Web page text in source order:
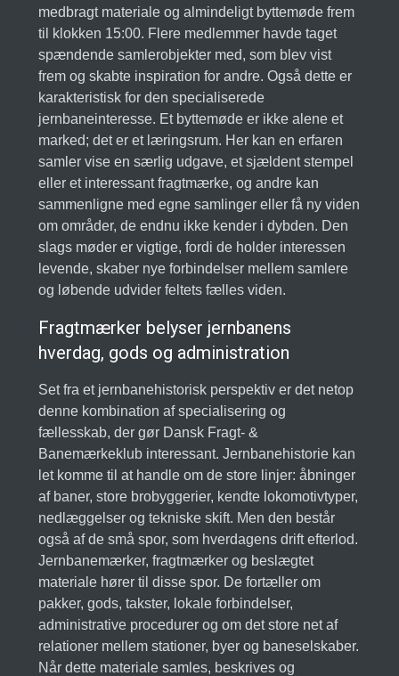
medbragt materiale og almindeligt byttemøde frem
til klokken 15:00. Flere medlemmer havde taget
spændende samlerobjekter med, som blev vist
frem og skabte inspiration for andre. Også dette er
karakteristisk for den specialiserede
jernbaneinteresse. Et byttemøde er ikke alene et
marked; det er et læringsrum. Her kan en erfaren
samler vise en særlig udgave, et sjældent stempel
eller et interessant fragtmærke, og andre kan
sammenligne med egne samlinger eller få ny viden
om områder, de endnu ikke kender i dybden. Den
slags møder er vigtige, fordi de holder interessen
levende, skaber nye forbindelser mellem samlere
og løbende udvider feltets fælles viden.
Fragtmærker belyser jernbanens
hverdag, gods og administration
Set fra et jernbanehistorisk perspektiv er det netop
denne kombination af specialisering og
fællesskab, der gør Dansk Fragt- &
Banemærkeklub interessant. Jernbanehistorie kan
let komme til at handle om de store linjer: åbninger
af baner, store brobyggerier, kendte lokomotivtyper,
nedlæggelser og tekniske skift. Men den består
også af de små spor, som hverdagens drift efterlod.
Jernbanemærker, fragtmærker og beslægtet
materiale hører til disse spor. De fortæller om
pakker, gods, takster, lokale forbindelser,
administrative procedurer og om det store net af
relationer mellem stationer, byer og baneselskaber.
Når dette materiale samles, beskrives og